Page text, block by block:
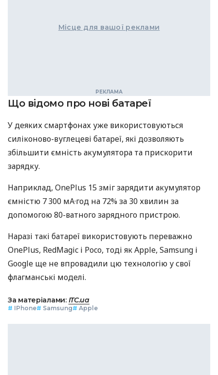
Місце для вашої реклами
Що відомо про нові батареї
У деяких смартфонах уже використовуються
силіконово-вуглецеві батареї, які дозволяють
збільшити ємність акумулятора та прискорити
зарядку.
Наприклад, OnePlus 15 зміг зарядити акумулятор
ємністю 7 300 мА·год на 72% за 30 хвилин за
допомогою 80-ватного зарядного пристрою.
Наразі такі батареї використовують переважно
OnePlus, RedMagic і Poco, тоді як Apple, Samsung і
Google ще не впровадили цю технологію у свої
флагманські моделі.
За матеріалами: ITC.ua
# IPhone# Samsung# Apple